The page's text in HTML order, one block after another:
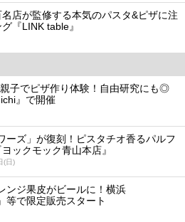
店が監修する本気のパスタ&ピザに注
『LINK table』
子でピザ作り体験！自由研究にも◎
』で開催
ーズ」が復刻！ピスタチオ香るパルフ
ックモック青山本店』
(日)
ンジ果皮がビールに！横浜
等で限定販売スタート